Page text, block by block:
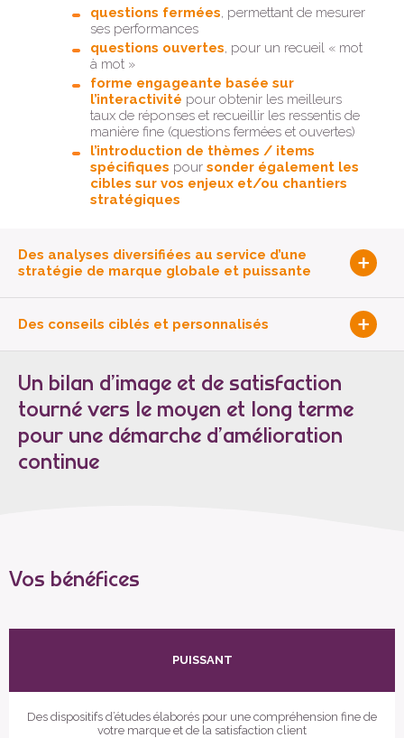
questions fermées, permettant de mesurer
ses performances
questions ouvertes, pour un recueil « mot
à mot »
forme engageante basée sur
l’interactivité pour obtenir les meilleurs
taux de réponses et recueillir les ressentis de
manière fine (questions fermées et ouvertes)
l’introduction de thèmes / items
spécifiques pour sonder également les
cibles sur vos enjeux et/ou chantiers
stratégiques
Des analyses diversifiées au service d’une
stratégie de marque globale et puissante
Des conseils ciblés et personnalisés
Un bilan d’image et de satisfaction
tourné vers le moyen et long terme
pour une démarche d’amélioration
continue
Vos bénéfices
PUISSANT
Des dispositifs d’études élaborés pour une compréhension fine de
votre marque et de la satisfaction client